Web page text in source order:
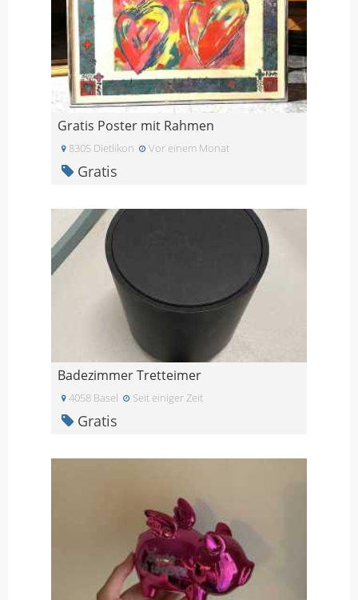
Gratis Poster mit Rahmen
8305 Dietlikon Vor einem Monat
Gratis
Badezimmer Tretteimer
4058 Basel Seit einiger Zeit
Gratis